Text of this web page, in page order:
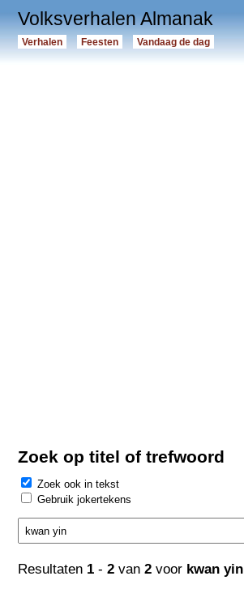
Volksverhalen Almanak
Verhalen Feesten Vandaag de dag
Zoek op titel of trefwoord
Zoek ook in tekst
Gebruik jokertekens
Resultaten 1 -2 van2 voor kwan yin